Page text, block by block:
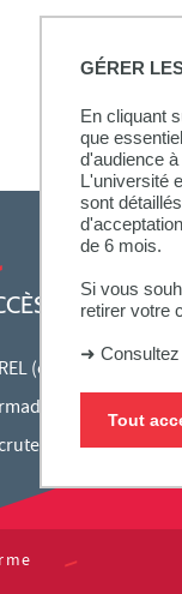
GÉRER
En cliquant
que
d'audience
L'université
sont
de 6 mois.
Si vous
retirer votre
➜
Tout
RAPIDES
(cours en ligne)
(enseignants)